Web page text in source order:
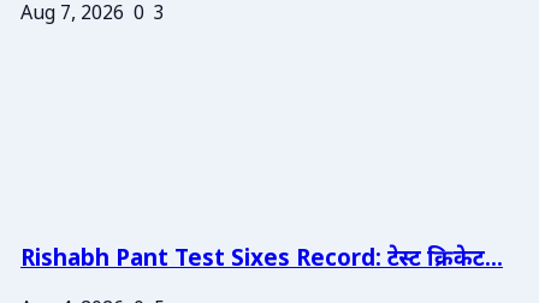
Aug 7, 2026 0 3
Rishabh Pant Test Sixes Record: टेस्ट क्रिकेट...